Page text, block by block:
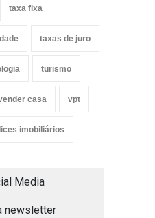
taxa fixa
taxas de juro
turismo
casa vpt
imobiliários
Media
newsletter